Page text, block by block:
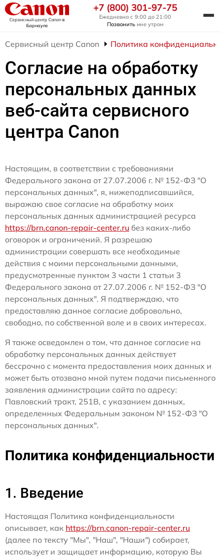
Сервисный центр Canonв
Барнауле
+7 (800) 301-97-75
Ежедневно с 9:00 до 21:00
Позвонить мне утром
Сервисный центр Canon Политика
Согласие на обработку
персональных данных
веб-сайта сервисного
центра Canon
Настоящим, в соответствии с требованиями
Федерального закона от 27.07.2006 г. № 152-ФЗ "О
персональных данных", я, нижеподписавшийся,
выражаю свое согласие на обработку моих
персональных данных администрацией ресурса
https://brn.canon-repair-center.ru без каких-либо
оговорок и ограничений. Я разрешаю
администрации совершать все необходимые
действия с моими персональными данными,
предусмотренные пунктом 3 части 1 статьи 3
Федерального закона от 27.07.2006 г. № 152-ФЗ "О
персональных данных". Я подтверждаю, что
предоставляю данное согласие добровольно,
свободно, по собственной воле и в своих интересах.
Я также осведомлен о том, что данное согласие на
обработку персональных данных действует
бессрочно с момента предоставления моих данных и
может быть отозвано мной путем подачи письменного
заявления администрации сайта по адресу:
Павловский тракт, 251В, с указанием данных,
определенных Федеральным законом № 152-ФЗ "О
персональных данных".
Политика конфиденциальности
1. Введение
Настоящая Политика конфиденциальности
описывает, как https://brn.canon-repair-center.ru
(далее по тексту "Мы", "Наш", "Наши") собирает,
использует и защищает информацию, которую Вы